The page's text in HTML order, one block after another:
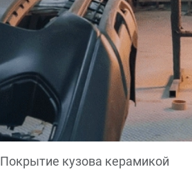
Покрытие кузова керамикой